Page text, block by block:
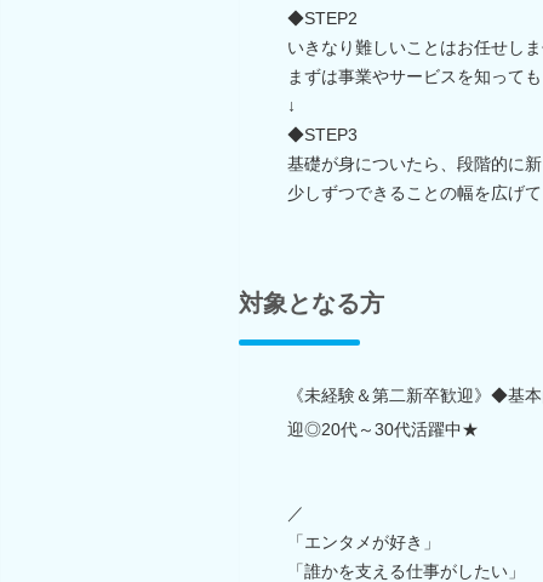
◆STEP2
いきなり難しいことはお任せし
まずは事業やサービスを知って
↓
◆STEP3
基礎が身についたら、段階的に
少しずつできることの幅を広げ
対象となる方
《未経験＆第二新卒歓迎》◆基
迎◎20代～30代活躍中★
／
「エンタメが好き」
「誰かを支える仕事がしたい」